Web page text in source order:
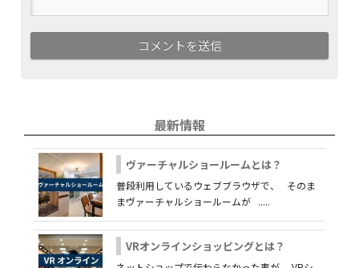
最新情報
ヴァーチャルショールームとは？
普段利用しているウェブブラウザで、 そのま
まヴァーチャルショールームが .....
VRオンラインショッピングとは？